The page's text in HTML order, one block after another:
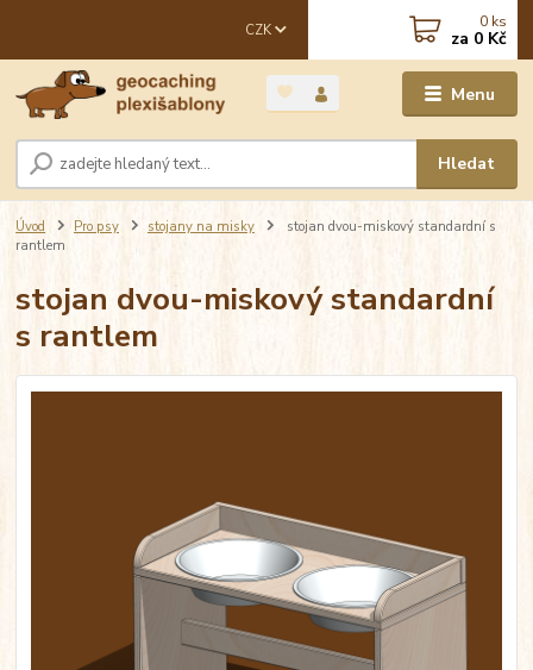
Menu
CZK
Hledat
0 ks
za 0 Kč
Úvod Pro psy stojany na misky
stojan dvou-miskový standardní s
rantlem
stojan dvou-miskový standardní
s rantlem